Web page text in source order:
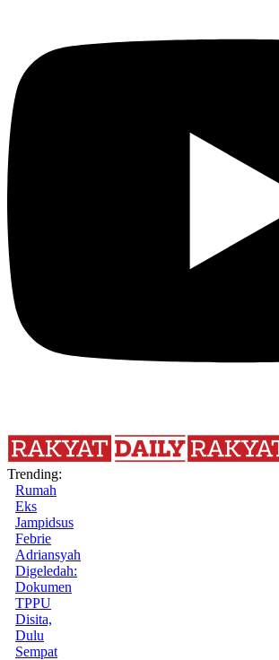
Trending:
Rumah
Eks
Jampidsus
Febrie
Adriansyah
Digeledah:
Dokumen
TPPU
Disita,
Dulu
Sempat